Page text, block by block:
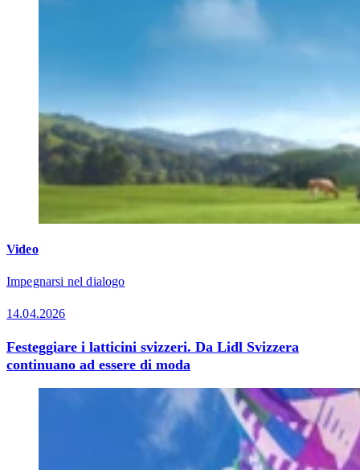
Video
Impegnarsi nel dialogo
14.04.2026
Festeggiare i latticini svizzeri. Da Lidl Svizzera
continuano ad essere di moda